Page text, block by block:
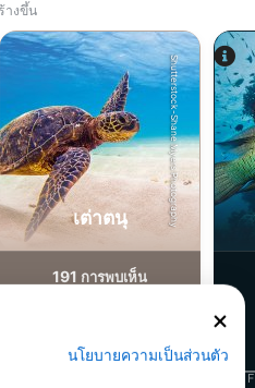
รขนส่งถึงที่:บริการรับ
าอาลัมการสอนระดับ
มมืออาชีพที่มี
ารางเวลาและสถานที่
ยืดหยุ่นครอบคลุมสถาน
นาดกลุ่มเล็กเพื่อ
กสบาย และมาตรฐาน
จะได้สำรวจท้องทะเลสี
รดำน้ำของคุณสู่ระดับ
างขึ้น
Shutterstock-Shane Myers Photography
เต่าตนุ
191 การพบเห็น
F
นโยบายความเป็นส่วนตัว